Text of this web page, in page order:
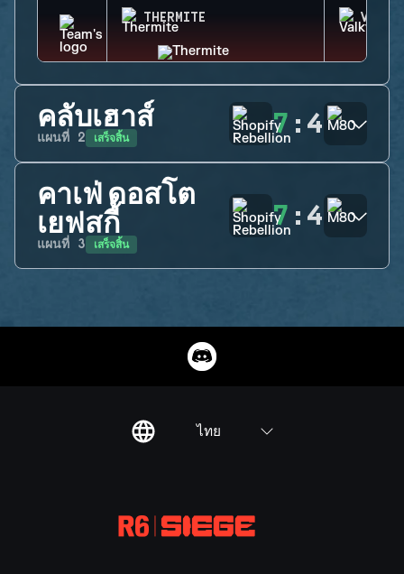
THERMITE
คลับเฮาส์
แผนที่ 2 เสร็จสิ้น 7 : 4
คาเฟ่ ดอสโต
เยฟสกี้
แผนที่ 3 เสร็จสิ้น
7 : 4
ไทย